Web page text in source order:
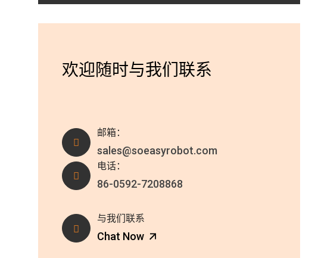
欢迎随时与我们联系
邮箱：
sales@soeasyrobot.com
电话：
86-0592-7208868
与我们联系
Chat Now